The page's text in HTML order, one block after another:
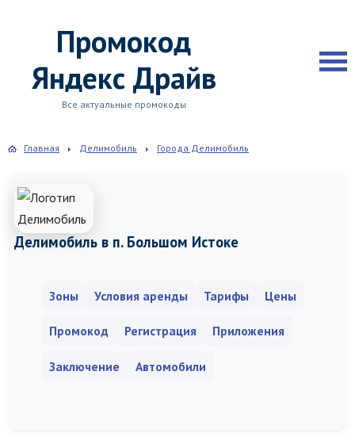
Промокод
Яндекс Драйв
Все актуальные промокоды
Главная Делимобиль Города Делимобиль
Делимобиль в п. Большом Истоке
Зоны Условия аренды Тарифы Цены
Промокод Регистрация Приложения
Заключение Автомобили